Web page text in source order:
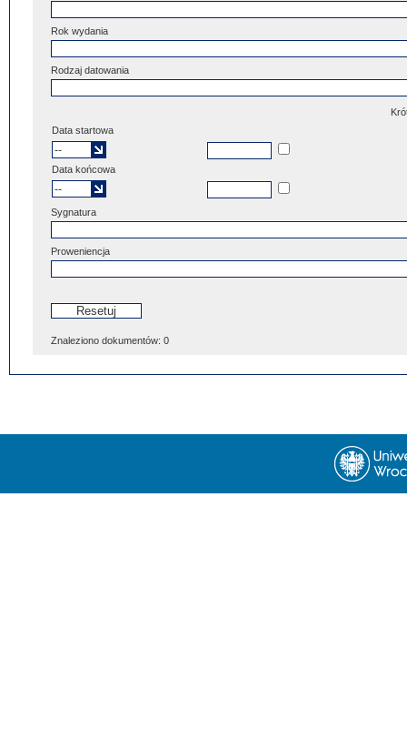
Rok wydania
Rodzaj datowania
Data startowa
Data końcowa
Sygnatura
Proweniencja
Znaleziono dokumentów: 0